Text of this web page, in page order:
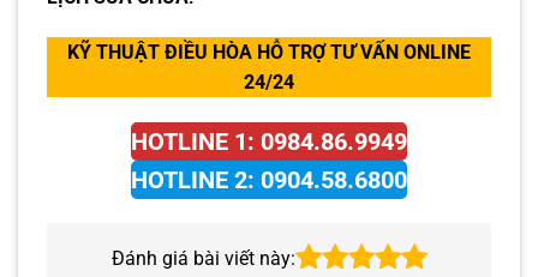
KỸ THUẬT ĐIỀU HÒA HỖ TRỢ TƯ VẤN ONLINE
24/24
HOTLINE 1: 0984.86.9949
HOTLINE 2: 0904.58.6800
Đánh giá bài viết này: